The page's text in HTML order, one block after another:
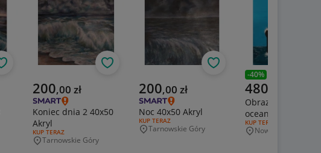
Obserwuj
Aktualna cena
200,00 zł
Koniec dnia 2 40x50
Akryl
RODZAJ OFERTY:
KUP TERAZ
Miejscowość
Tarnowskie Góry
Obserwuj
Aktualna cena
200,00 zł
Noc 40x50 Akryl
RODZAJ OFERTY:
KUP TERAZ
Miejscowość
Tarnowskie Góry
Obserwuj
Poprzednia cena
-40%
Aktualna cena
480
Obraz - Titanic na
oceanie
RODZAJ OFERTY:
KUP TERAZ
Miejscowość
Nowy Sącz